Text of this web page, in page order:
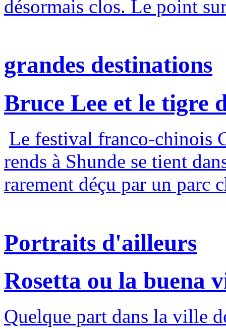
désormais clos. Le point
grandes destinations
Bruce Lee et le tigre
Le festival franco-chinois
rends à Shunde se tient
rarement déçu par un parc
Portraits d'ailleurs
Rosetta ou la buena
Quelque part dans la ville